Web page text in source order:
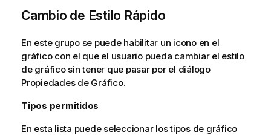
Cambio de Estilo Rápido
En este grupo se puede habilitar un icono en el
gráfico con el que el usuario pueda cambiar el estilo
de gráfico sin tener que pasar por el diálogo
Propiedades de Gráfico.
Tipos permitidos
En esta lista puede seleccionar los tipos de gráfico